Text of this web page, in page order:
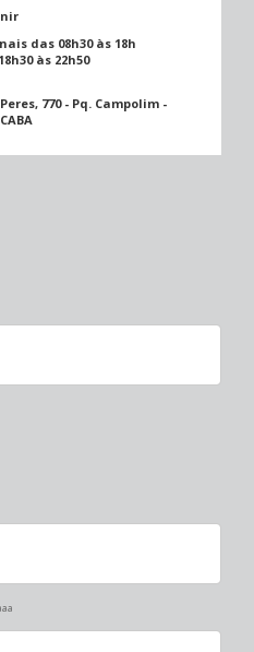
das 08h30 às 18h
às 22h50
770 - Pq. Campolim -